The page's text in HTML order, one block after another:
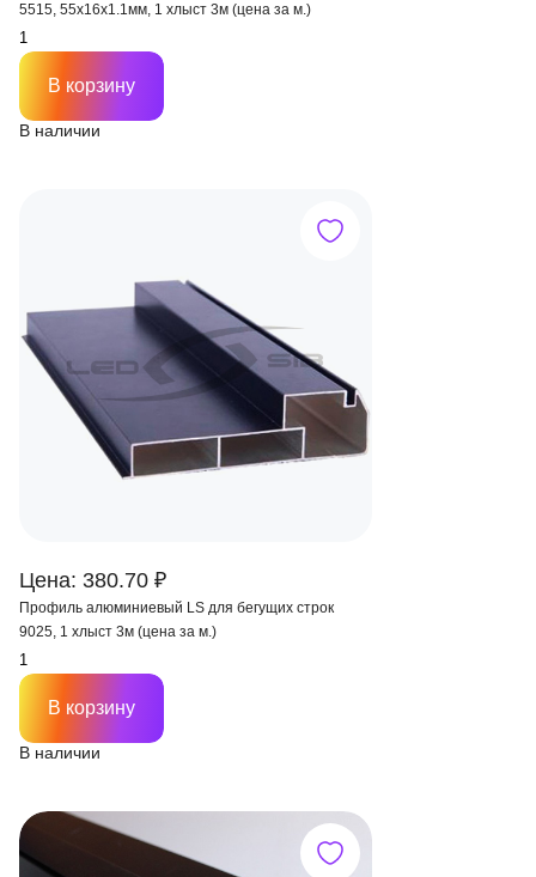
5515, 55х16х1.1мм, 1 хлыст 3м (цена за м.)
В наличии
В корзину
Цена: 380.70 ₽
Профиль алюминиевый LS для бегущих строк
9025, 1 хлыст 3м (цена за м.)
В наличии
В корзину